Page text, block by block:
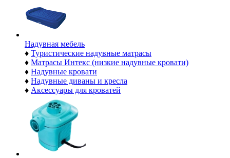
Надувная мебель
♦ Туристические надувные матрасы
♦ Матрасы Интекс (низкие надувные кровати)
♦ Надувные кровати
♦ Надувные диваны и кресла
♦ Аксессуары для кроватей